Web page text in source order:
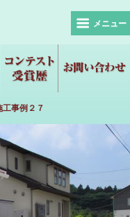
メニュー
事例２７